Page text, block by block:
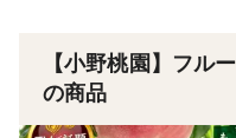
さが格別！
さらに輪をかけて収穫
【小野桃園】フル
の商品